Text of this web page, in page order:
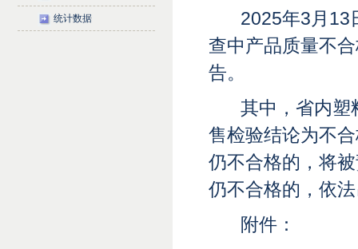
统计数据
2025年3月13
查中产品质量不
告。
其中，省内塑
售检验结论为不
仍不合格的，将
仍不合格的，依
附件：